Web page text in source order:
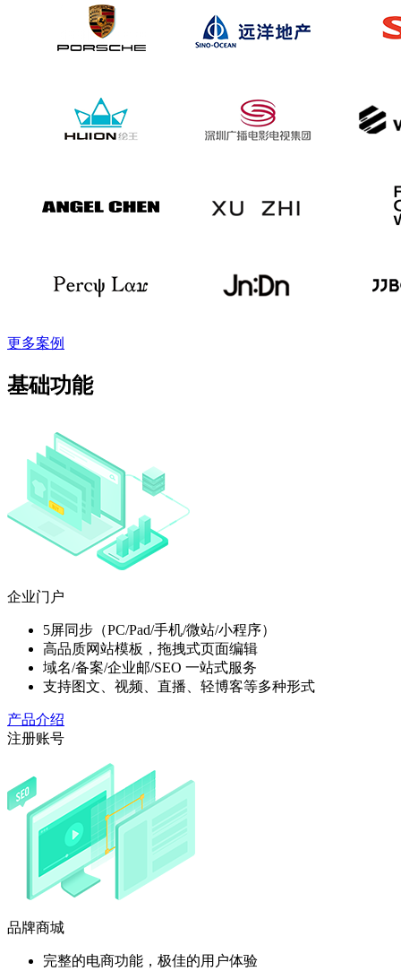
更多案例
基础功能
企业门户
5屏同步（PC/Pad/手机/微站/小程序）
高品质网站模板，拖拽式页面编辑
域名/备案/企业邮/SEO 一站式服务
支持图文、视频、直播、轻博客等多种形式
产品介绍
注册账号
品牌商城
完整的电商功能，极佳的用户体验